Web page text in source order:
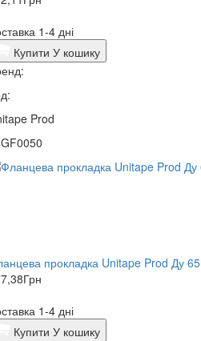
1-4 дні
Купити У кошику
Prod
прокладка Unitape Prod Ду 65
Грн
1-4 дні
Купити У кошику